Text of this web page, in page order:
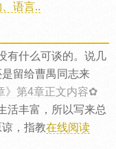
语言..
有什么可谈的。说几
留给曹禺同志来
》第4章正文内容✿
活丰富，所以写来总
，指教在线阅读